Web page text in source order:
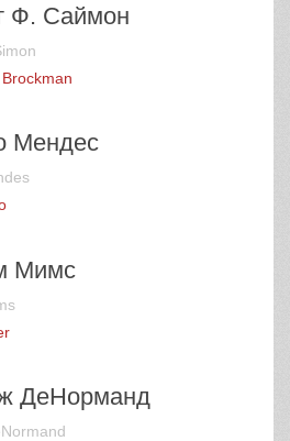
Ф. Саймон
Мендес
Мимс
ДеНорманд